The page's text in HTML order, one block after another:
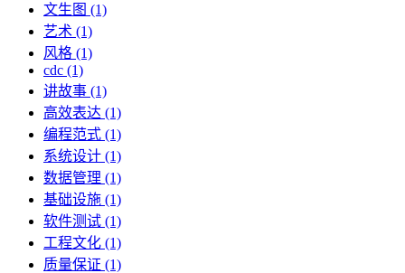
文生图 (1)
艺术 (1)
风格 (1)
cdc (1)
讲故事 (1)
高效表达 (1)
编程范式 (1)
系统设计 (1)
数据管理 (1)
基础设施 (1)
软件测试 (1)
工程文化 (1)
质量保证 (1)